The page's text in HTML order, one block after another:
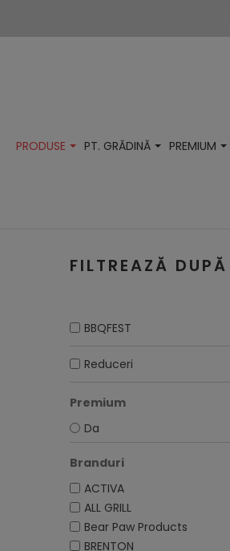
PRODUSE PT. GRĂDINĂ PREMIUM
FILTREAZĂ DUPĂ
BBQFEST
Reduceri
Premium
Da
Branduri
ACTIVA
ALL GRILL
Bear Paw Products
BRENTON